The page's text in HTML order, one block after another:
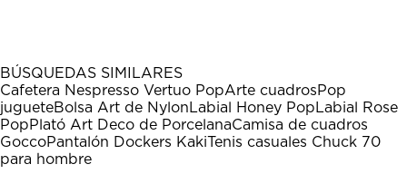
1
estrella
Esta
acción
abrirá
el
formulario
estrellas.
Esta
acción
abrirá
el
formulario
estrellas.
Esta
acción
abrirá
el
formulario
estrellas.
Esta
acción
abrirá
el
estrellas.
Esta
acción
abrirá
el
BÚSQUEDAS SIMILARES
Cafetera Nespresso Vertuo PopArte cuadrosPop
jugueteBolsa Art de Nylon Labial Honey Pop Labial Rose
PopPlató Art Deco de PorcelanaCamisa de cuadros
GoccoPantalón Dockers KakiTenis casuales Chuck 70
para hombre